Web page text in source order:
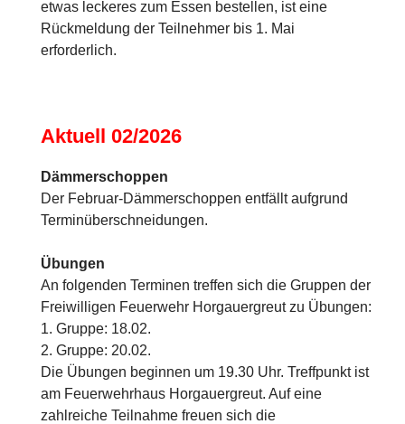
etwas leckeres zum Essen bestellen, ist eine
Rückmeldung der Teilnehmer bis 1. Mai
erforderlich.
Aktuell 02/2026
Dämmerschoppen
Der Februar-Dämmerschoppen entfällt aufgrund
Terminüberschneidungen.
Übungen
An folgenden Terminen treffen sich die Gruppen der
Freiwilligen Feuerwehr Horgauergreut zu Übungen:
1. Gruppe: 18.02.
2. Gruppe: 20.02.
Die Übungen beginnen um 19.30 Uhr. Treffpunkt ist
am Feuerwehrhaus Horgauergreut. Auf eine
zahlreiche Teilnahme freuen sich die